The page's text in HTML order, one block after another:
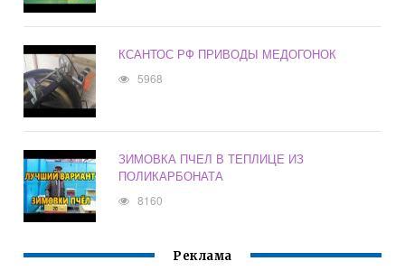
КСАНТОС РФ ПРИВОДЫ МЕДОГОНОК
5968
ЗИМОВКА ПЧЕЛ В ТЕПЛИЦЕ ИЗ
ПОЛИКАРБОНАТА
8160
Реклама